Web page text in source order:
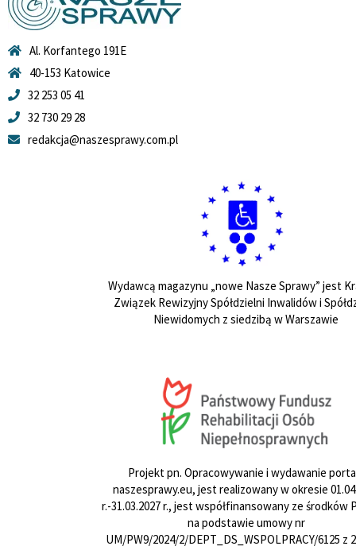
Al. Korfantego 191E
40-153 Katowice
32 253 05 41
32 730 29 28
redakcja@naszesprawy.com.pl
Wydawcą magazynu „nowe Nasze Sprawy” jest
Związek Rewizyjny Spółdzielni Inwalidów i
Niewidomych z siedzibą w Warszawie
Projekt pn. Opracowywanie i wydawanie
naszesprawy.eu, jest realizowany w okresie
r.-31.03.2027 r., jest współfinansowany ze środków
na podstawie umowy nr
UM/PW9/2024/2/DEPT_DS_WSPOLPRACY/6125 z